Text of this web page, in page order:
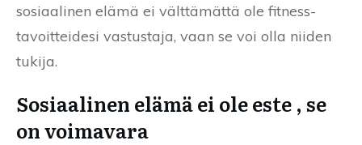
sosiaalinen elämä ei välttämättä ole fitness-
tavoitteidesi vastustaja, vaan se voi olla niiden
tukija.
Sosiaalinen elämä ei ole este , se
on voimavara